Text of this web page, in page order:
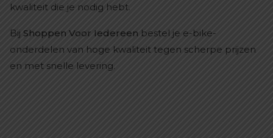
kwaliteit die je nodig hebt.
Bij Shoppen Voor Iedereen bestel je e-bike-
onderdelen van hoge kwaliteit tegen scherpe prijzen
en met snelle levering.